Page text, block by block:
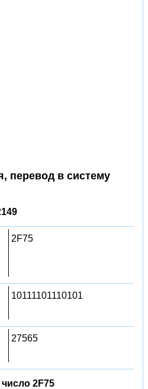
перевод в систему
2F75
10111101110101
27565
2F75